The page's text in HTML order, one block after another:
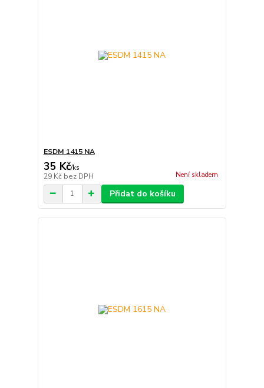
ESDM 1415 NA
35 Kč/ks
29 Kč bez DPH Není skladem
Přidat do košíku